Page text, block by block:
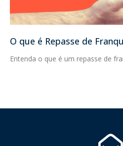
O que é Repasse de
Entenda o que é um repasse de